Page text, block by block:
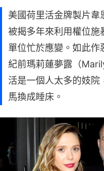
美國荷里活金牌製片韋
被揭多年來利用權位施
單位忙於應變。如此作
紀前瑪莉蓮夢露（
活是一個人太多的妓
馬換成睡床。